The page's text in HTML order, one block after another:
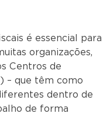
é essencial para
organizações,
Centros de
– que têm como
dentro de
de forma